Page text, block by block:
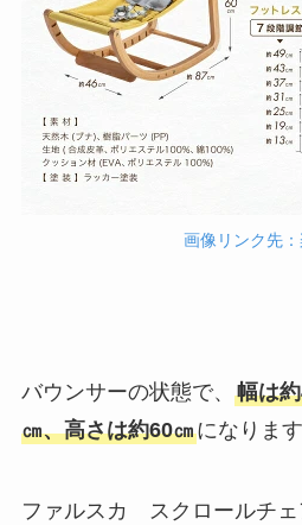
画像リンク先
バウンサーの状態で、 幅は
㎝、高さは約60㎝になります
ファルスカ スクロールチェ